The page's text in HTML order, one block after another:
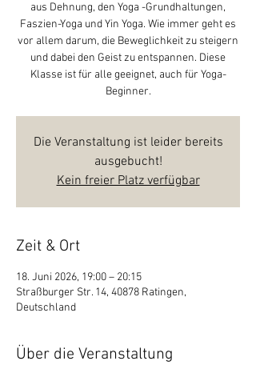
aus Dehnung, den Yoga -Grundhaltungen,
Faszien-Yoga und Yin Yoga. Wie immer geht es
vor allem darum, die Beweglichkeit zu steigern
und dabei den Geist zu entspannen. Diese
Klasse ist für alle geeignet, auch für Yoga-
Beginner.
Die Veranstaltung ist leider bereits
ausgebucht!
Kein freier Platz verfügbar
Zeit & Ort
18. Juni 2026, 19:00 – 20:15
Straßburger Str. 14, 40878 Ratingen,
Deutschland
Über die Veranstaltung